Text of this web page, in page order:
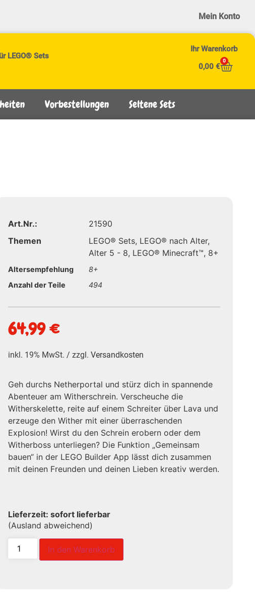
Mein Konto
LEGO® Sets
Ihr Warenkorb
0,00 €
0
Vorbestellungen Seltene Sets
Art.Nr.:
21590
Themen
LEGO® Sets, LEGO® nach Alter,
Alter 5 - 8, LEGO® Minecraft™, 8+
Altersempfehlung
8+
Anzahl der Teile
494
64,99€
inkl. 19% MwSt. / zzgl.Versandkosten
Geh durchs Netherportal und stürz dich in spannende
Abenteuer am Witherschrein. Verscheuche die
Witherskelette, reite auf einem Schreiter über Lava und
erzeuge den Wither mit einer überraschenden
Explosion! Wirst du den Schrein erobern oder dem
Witherboss unterliegen? Die Funktion „Gemeinsam
bauen“ in der LEGO Builder App lässt dich zusammen
mit deinen Freunden und deinen Lieben kreativ werden.
Lieferzeit: sofort lieferbar
(Ausland abweichend)
In den Warenkorb